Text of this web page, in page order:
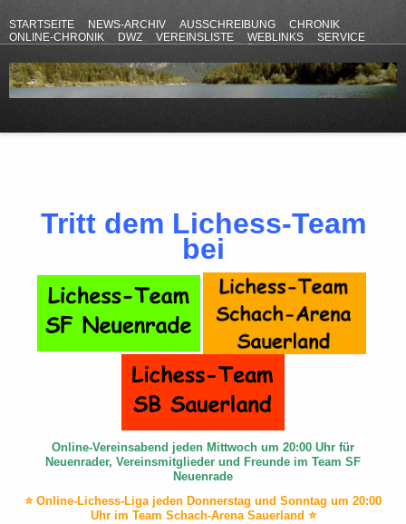
STARTSEITE NEWS-ARCHIV AUSSCHREIBUNG
CHRONIK
ONLINE-CHRONIK
DWZ VEREINSLISTE WEBLINKS
SERVICE
Tritt dem Lichess-Team
bei
Online-Vereinsabend jeden Mittwoch um 20:00 Uhr für
Neuenrader, Vereinsmitglieder und Freunde im Team SF
Neuenrade
⭐ Online-Lichess-Liga jeden Donnerstag und Sonntag um 20:00
Uhr im Team Schach-Arena Sauerland ⭐